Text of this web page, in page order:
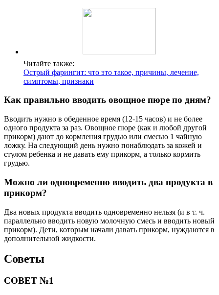
Читайте также:
Острый фарингит: что это такое, причины, лечение,
симптомы, признаки
Как правильно вводить овощное пюре по дням?
Вводить нужно в обеденное время (12-15 часов) и не более
одного продукта за раз. Овощное пюре (как и любой другой
прикорм) дают до кормления грудью или смесью 1 чайную
ложку. На следующий день нужно понаблюдать за кожей и
стулом ребенка и не давать ему прикорм, а только кормить
грудью.
Можно ли одновременно вводить два продукта в
прикорм?
Два новых продукта вводить одновременно нельзя (и в т. ч.
параллельно вводить новую молочную смесь и вводить новый
прикорм). Дети, которым начали давать прикорм, нуждаются в
дополнительной жидкости.
Советы
СОВЕТ №1